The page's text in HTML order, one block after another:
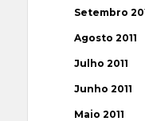
Setembro
Agosto 2011
Julho 2011
Junho 2011
Maio 2011